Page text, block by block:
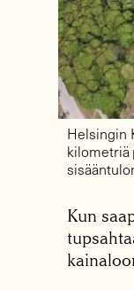
Helsingin
kilometriä
Kun